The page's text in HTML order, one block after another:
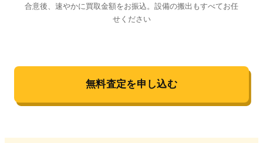
合意後、速やかに買取金額をお振込。設備の搬出もすべてお任
せください
無料査定を申し込む